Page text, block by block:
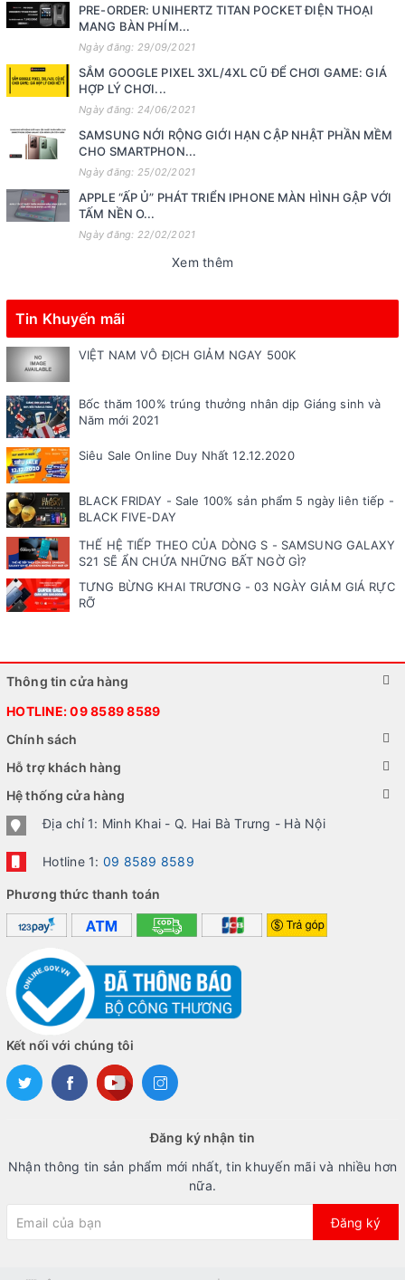
PRE-ORDER: UNIHERTZ TITAN POCKET ĐIỆN THOẠI
MANG BÀN PHÍM...
Ngày đăng: 29/09/2021
SẮM GOOGLE PIXEL 3XL/4XL CŨ ĐỂ CHƠI GAME: GIÁ
HỢP LÝ CHƠI...
Ngày đăng: 24/06/2021
SAMSUNG NỚI RỘNG GIỚI HẠN CẬP NHẬT PHẦN MỀM
CHO SMARTPHON...
Ngày đăng: 25/02/2021
APPLE “ẤP Ủ” PHÁT TRIỂN IPHONE MÀN HÌNH GẬP VỚI
TẤM NỀN O...
Ngày đăng: 22/02/2021
Xem thêm
Tin Khuyến mãi
VIỆT NAM VÔ ĐỊCH GIẢM NGAY 500K
Bốc thăm 100% trúng thưởng nhân dịp Giáng sinh và
Năm mới 2021
Siêu Sale Online Duy Nhất 12.12.2020
BLACK FRIDAY - Sale 100% sản phẩm 5 ngày liên tiếp -
BLACK FIVE-DAY
THẾ HỆ TIẾP THEO CỦA DÒNG S - SAMSUNG GALAXY
S21 SẼ ẨN CHỨA NHỮNG BẤT NGỜ GÌ?
TƯNG BỪNG KHAI TRƯƠNG - 03 NGÀY GIẢM GIÁ RỰC
RỠ
Thông tin cửa hàng
HOTLINE:09 8589 8589
Chính sách
Hỗ trợ khách hàng
Hệ thống cửa hàng
Địa chỉ 1: Minh Khai - Q. Hai Bà Trưng - Hà Nội
Hotline 1: 09 8589 8589
Phương thức thanh toán
Kết nối với chúng tôi
Đăng ký nhận tin
Nhận thông tin sản phẩm mới nhất, tin khuyến mãi và nhiều hơn
nữa.
Đăng ký